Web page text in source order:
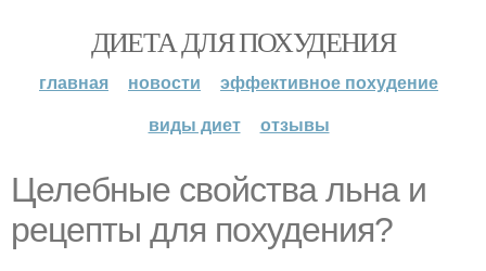
ДИЕТА ДЛЯ ПОХУДЕНИЯ
главная новости
эффективное похудение
виды диет
отзывы
Целебные свойства льна и
рецепты для похудения?